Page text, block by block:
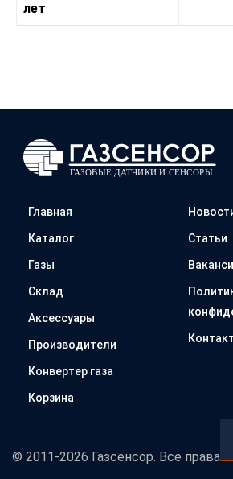
лет
Главная
Каталог
Газы
Склад
Аксессуары
Производители
Конвертер газа
Корзина
Статьи
© 2011-2026 Газсенсор. Все права